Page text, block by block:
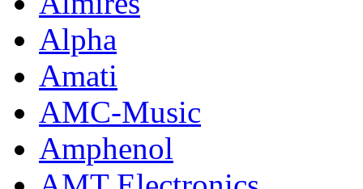
Alpha
Amati
AMC-Music
Amphenol